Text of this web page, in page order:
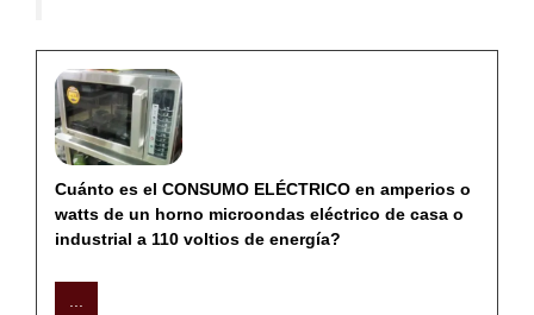
Cuánto es el CONSUMO ELÉCTRICO en amperios o
watts de un horno microondas eléctrico de casa o
industrial a 110 voltios de energía?